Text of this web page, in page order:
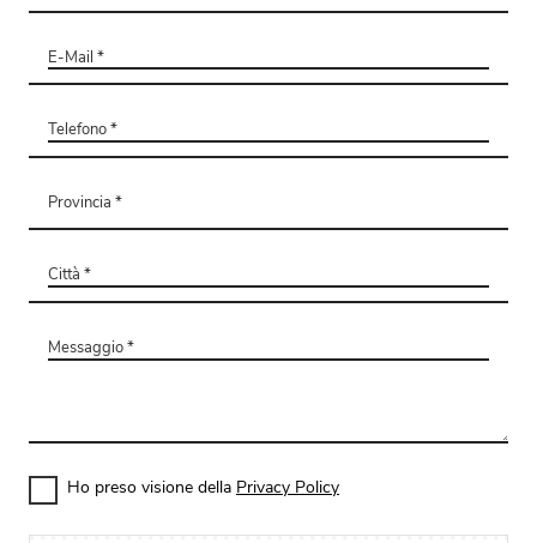
Ho preso visione della Privacy Policy